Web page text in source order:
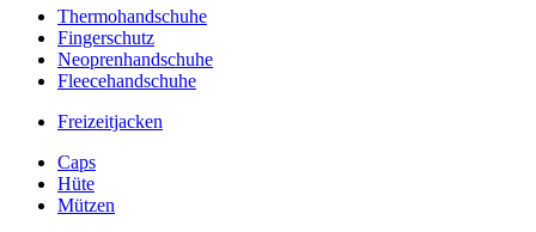
Thermohandschuhe
Fingerschutz
Neoprenhandschuhe
Fleecehandschuhe
Freizeitjacken
Caps
Hüte
Mützen